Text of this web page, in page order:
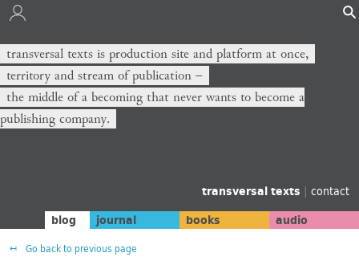
transversal texts is production site and platform at once,
territory and stream of publication −
the middle of a becoming that never wants to become a
publishing company.
transversal texts | contact
blog journal books audio
Go back to previous page